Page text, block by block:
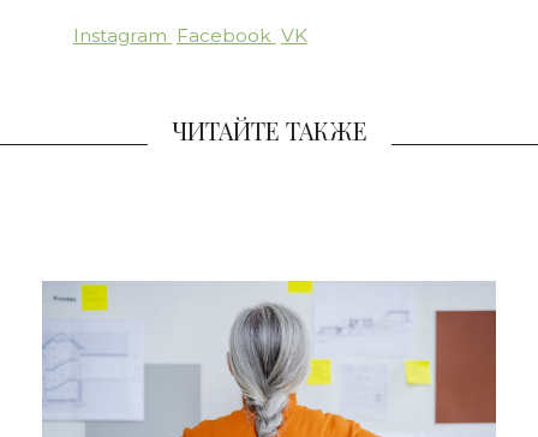
Instagram Facebook VK
ЧИТАЙТЕ ТАКЖЕ